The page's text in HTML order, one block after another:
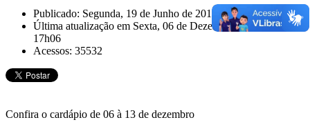
Publicado: Segunda, 19 de Junho de 2017, 11h00
Última atualização em Sexta, 06 de Dezembro de 2024,
17h06
Acessos: 35532
Confira o cardápio de 06 à 13 de dezembro